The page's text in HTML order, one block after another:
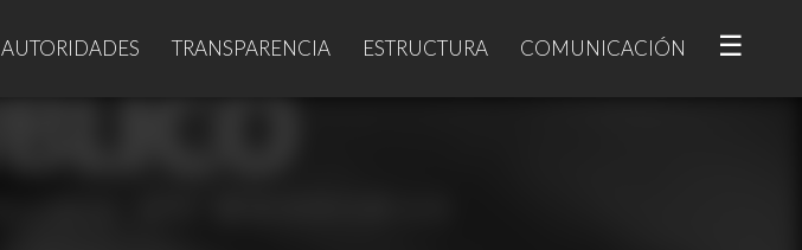
AUTORIDADES TRANSPARENCIA ESTRUCTURA COMUNICACIÓN ☰